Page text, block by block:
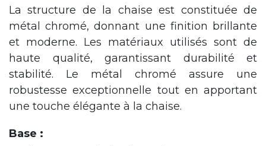
La structure de la chaise est constituée de
métal chromé, donnant une finition brillante
et moderne. Les matériaux utilisés sont de
haute qualité, garantissant durabilité et
stabilité. Le métal chromé assure une
robustesse exceptionnelle tout en apportant
une touche élégante à la chaise.
Base :